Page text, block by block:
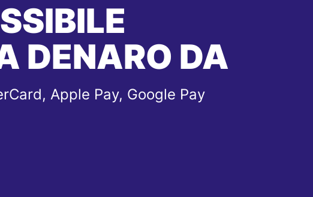
DENARO DA
Apple Pay, Google Pay